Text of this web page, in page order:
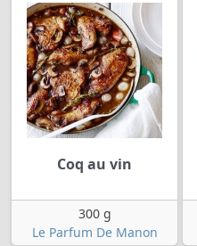
Coq au vin
300 g
Le Parfum De Manon